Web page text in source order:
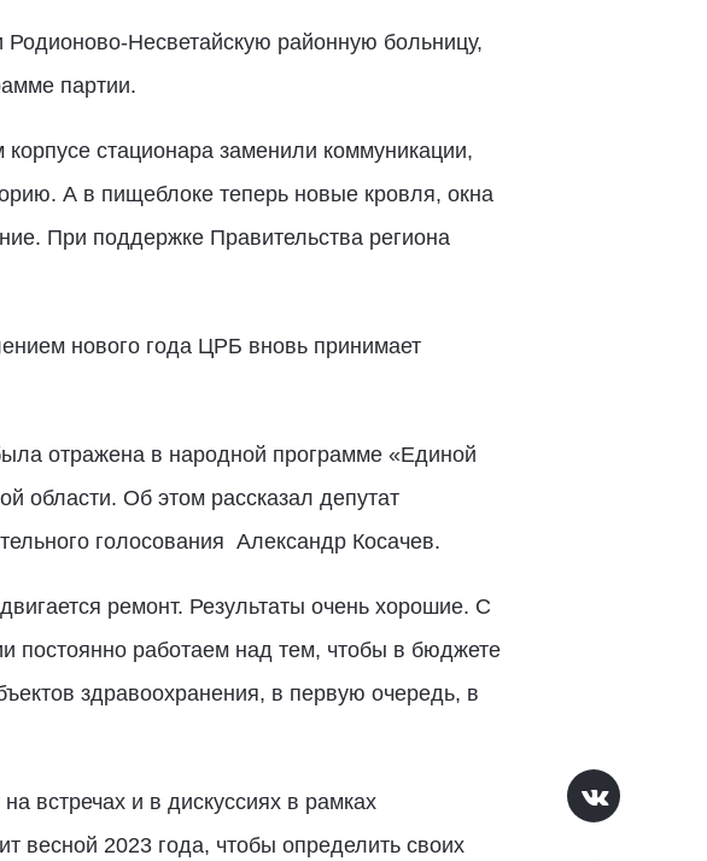
Родионово-Несветайскую районную больницу,
партии.
стационара заменили коммуникации,
А в пищеблоке теперь новые кровля, окна
При поддержке Правительства региона
нового года ЦРБ вновь принимает
отражена в народной программе «Единой
области. Об этом рассказал депутат
голосования Александр Косачев.
ремонт. Результаты очень хорошие. С
постоянно работаем над тем, чтобы в бюджете
здравоохранения, в первую очередь, в
встречах и в дискуссиях в рамках
весной 2023 года, чтобы определить своих